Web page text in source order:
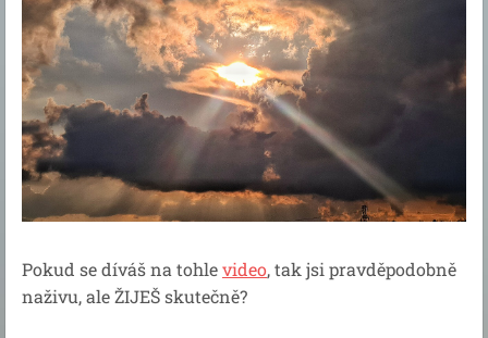
Pokud se díváš na tohlevideo, tak jsi pravděpodobně
naživu, ale ŽIJEŠ skutečně?